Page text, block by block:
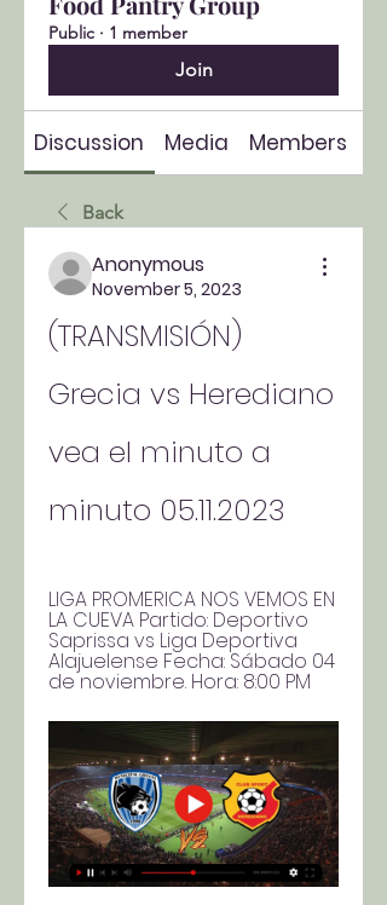
Public · 1 member
Join
Discussion Media Members
Back
Anonymous
November 5, 2023
(TRANSMISIÓN)
Grecia vs Herediano
vea el minuto a
minuto 05.11.2023
LIGA PROMERICA NOS VEMOS EN
LA CUEVA Partido: Deportivo
Saprissa vs Liga Deportiva
Alajuelense Fecha: Sábado 04
de noviembre. Hora: 8:00 PM